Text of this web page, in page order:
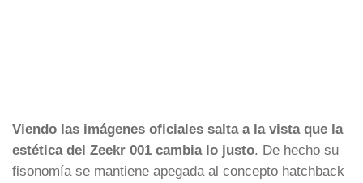
Viendo las imágenes oficiales salta a la vista que la
estética del Zeekr 001 cambia lo justo. De hecho su
fisonomía se mantiene apegada al concepto hatchback